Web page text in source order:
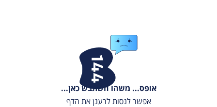
אופס... משהו השתבש כאן...
אפשר לנסות לרענן את הדף